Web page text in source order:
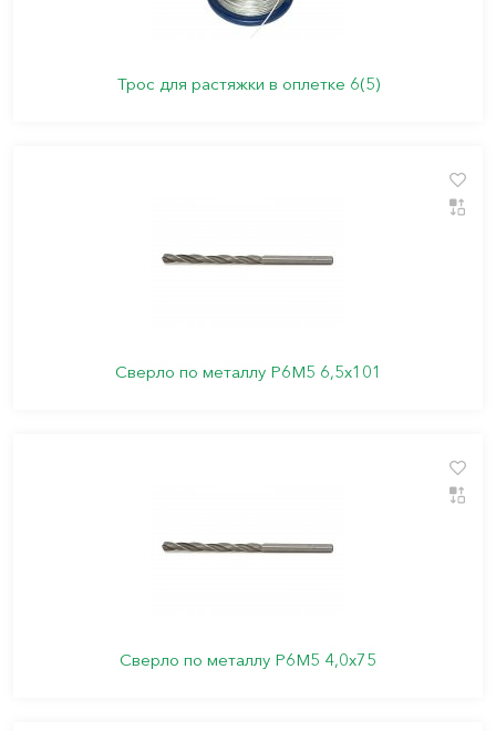
Трос для растяжки в оплетке 6(5)
Сверло по металлу Р6М5 6,5х101
Сверло по металлу Р6М5 4,0х75